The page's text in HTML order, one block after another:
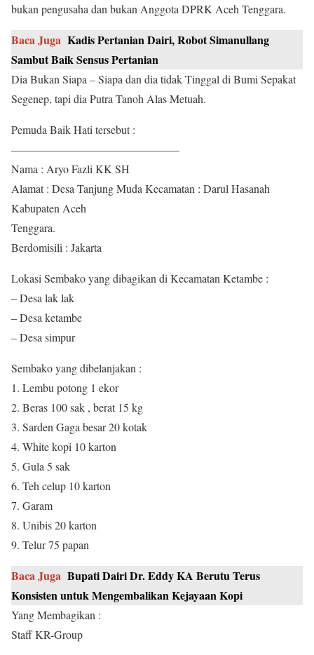
bukan pengusaha dan bukan Anggota DPRK Aceh Tenggara.
Baca Juga Kadis Pertanian Dairi, Robot Simanullang
Sambut Baik Sensus Pertanian
Dia Bukan Siapa – Siapa dan dia tidak Tinggal di Bumi Sepakat
Segenep, tapi dia Putra Tanoh Alas Metuah.
Pemuda Baik Hati tersebut :
———————————————
Nama : Aryo Fazli KK SH
Alamat : Desa Tanjung Muda Kecamatan : Darul Hasanah
Kabupaten Aceh
Tenggara.
Berdomisili : Jakarta
Lokasi Sembako yang dibagikan di Kecamatan Ketambe :
– Desa lak lak
– Desa ketambe
– Desa simpur
Sembako yang dibelanjakan :
1. Lembu potong 1 ekor
2. Beras 100 sak , berat 15 kg
3. Sarden Gaga besar 20 kotak
4. White kopi 10 karton
5. Gula 5 sak
6. Teh celup 10 karton
7. Garam
8. Unibis 20 karton
9. Telur 75 papan
Baca Juga Bupati Dairi Dr. Eddy KA Berutu Terus
Konsisten untuk Mengembalikan Kejayaan Kopi
Yang Membagikan :
Staff KR-Group